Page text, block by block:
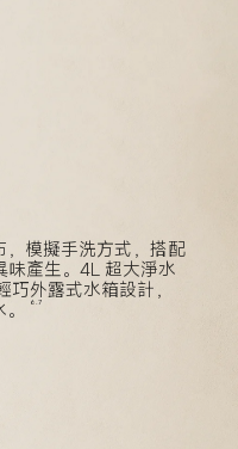
模擬手洗方式，搭配
味產生。4L 超大淨水
巧外露式水箱設計，
6.7